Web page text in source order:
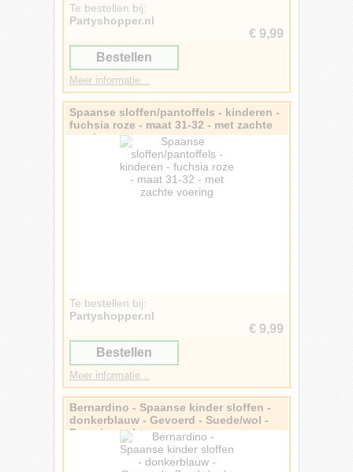
Te bestellen bij:
Partyshopper.nl
€ 9,99
Bestellen
Meer informatie...
Spaanse sloffen/pantoffels - kinderen -
fuchsia roze - maat 31-32 - met zachte
voering
Te bestellen bij:
Partyshopper.nl
€ 9,99
Bestellen
Meer informatie...
Bernardino - Spaanse kinder sloffen -
donkerblauw - Gevoerd - Suede/wol -
De enige echte